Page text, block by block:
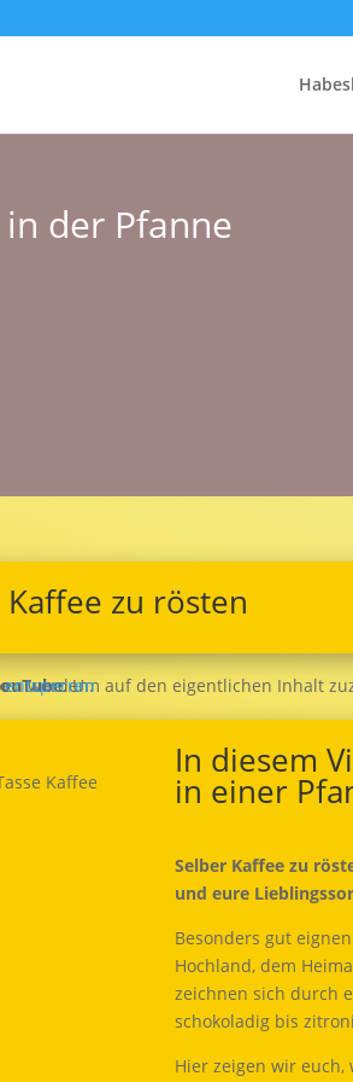
der Pfanne
zu rösten
weitergegeben werden.
entsperren
In diesem
in einer
Selber Kaffee zu
und eure
Besonders gut
Hochland, dem
zeichnen sich durch
schokoladig bis
Hier zeigen wir